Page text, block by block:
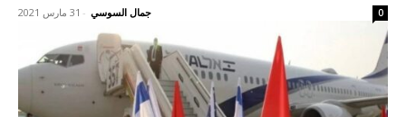
جمال السوسي - 31 مارس 2021 0